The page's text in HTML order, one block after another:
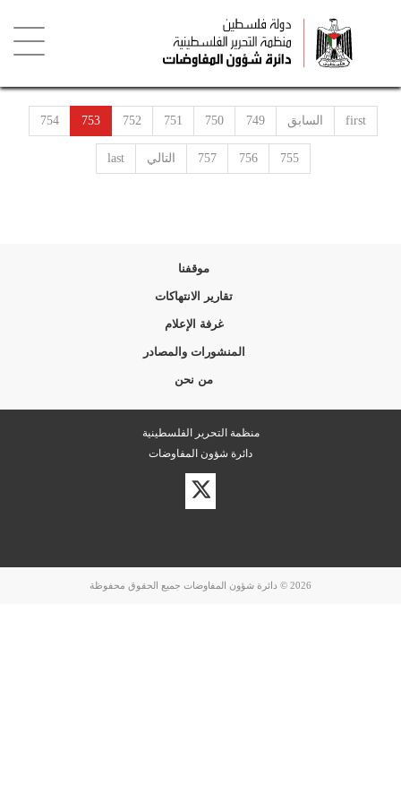
first السابق 749
750
751
752
753
754
755
756
757 التالي last
موقفنا
تقارير الانتهاكات
غرفة الإعلام
المنشورات والمصادر
من نحن
منظمة التحرير الفلسطينية
دائرة شؤون المفاوضات
زيارة
حسابنا
على
2026 © دائرة شؤون المفاوضات جميع الحقوق محفوظة